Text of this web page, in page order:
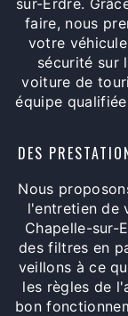
faire, nous
votre
sécurité sur
voiture de
équipe
DES
Nous
l'entretien de
Chapelle-sur-
des filtres en
veillons à ce
les règles de
bon